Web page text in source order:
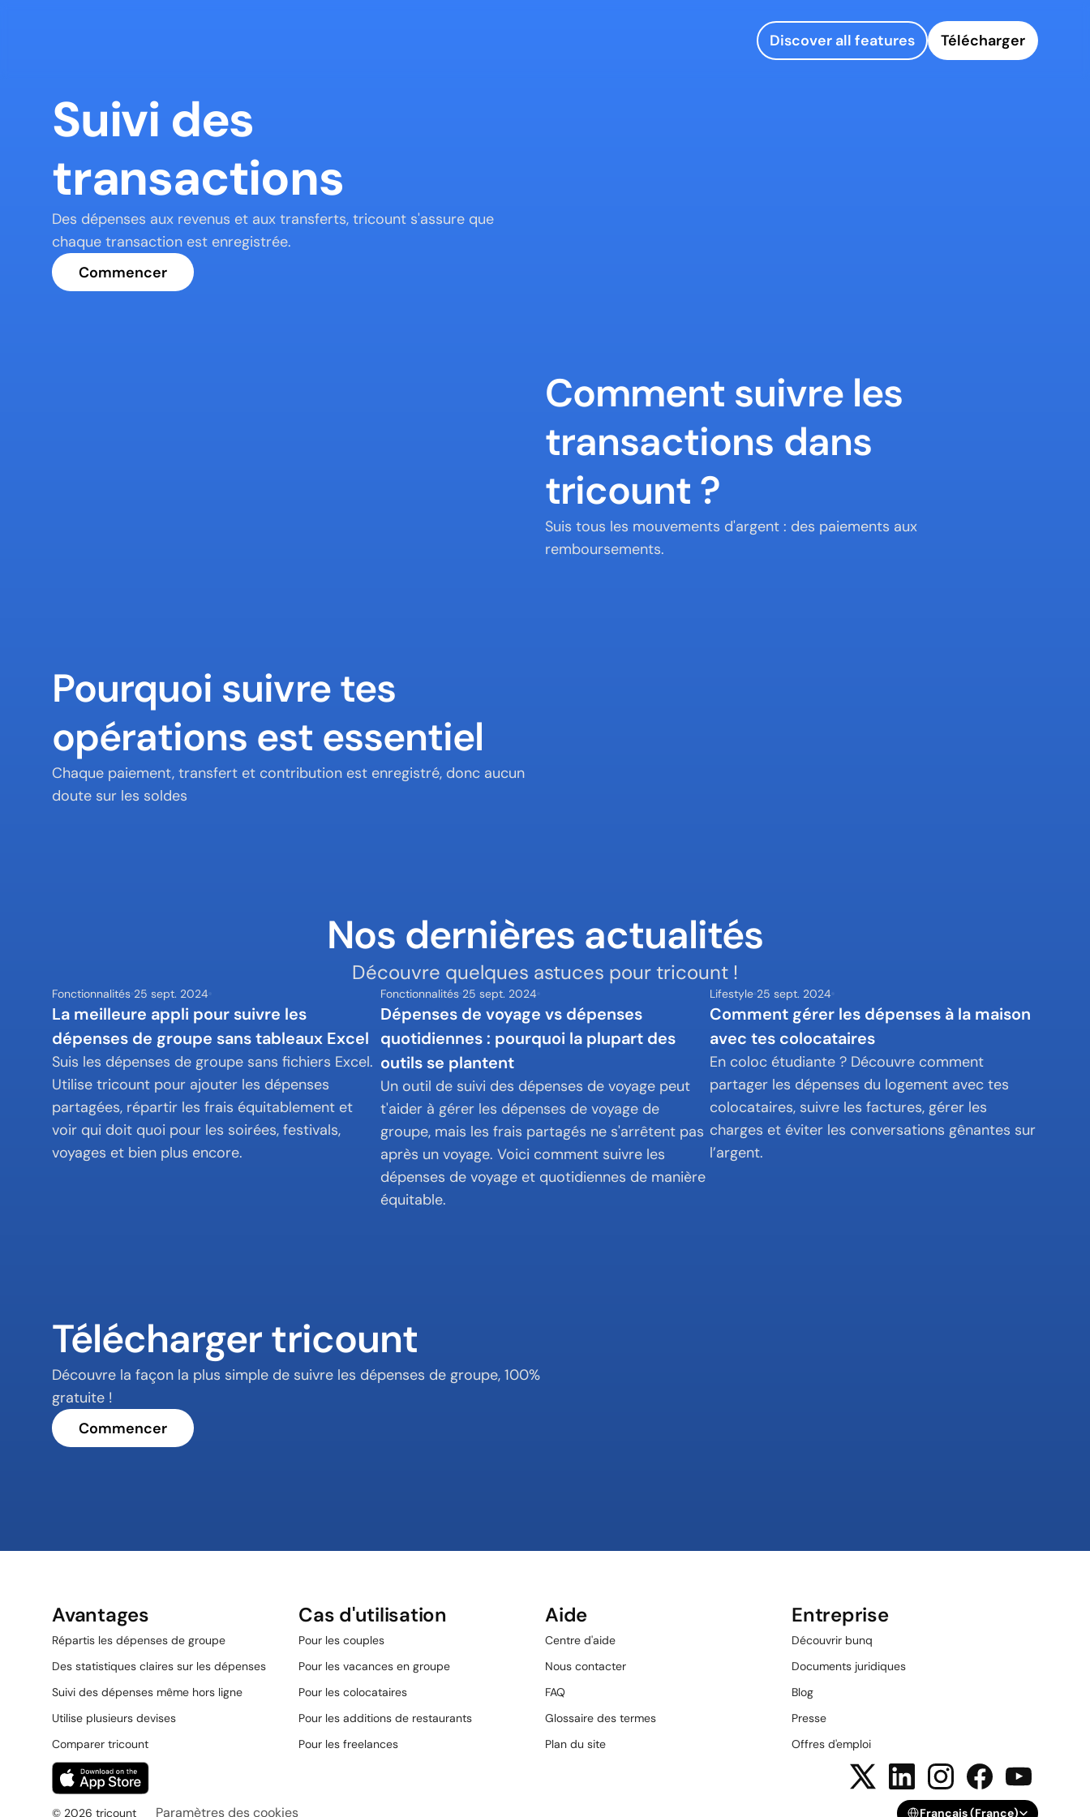
Discover all features Télécharger
Suivi des
transactions
Des dépenses aux revenus et aux transferts, tricount s'assure que
chaque transaction est enregistrée.
Commencer
Comment suivre les
transactions dans
tricount ?
Suis tous les mouvements d'argent : des paiements aux
remboursements.
Pourquoi suivre tes
opérations est essentiel
Chaque paiement, transfert et contribution est enregistré, donc aucun
doute sur les soldes
Nos dernières actualités
Découvre quelques astuces pour tricount !
Fonctionnalités 25 sept. 2024
La meilleure appli pour suivre les
dépenses de groupe sans tableaux Excel
Suis les dépenses de groupe sans fichiers Excel.
Utilise tricount pour ajouter les dépenses
partagées, répartir les frais équitablement et
voir qui doit quoi pour les soirées, festivals,
voyages et bien plus encore.
Fonctionnalités 25 sept. 2024
Dépenses de voyage vs dépenses
quotidiennes : pourquoi la plupart des
outils se plantent
Un outil de suivi des dépenses de voyage peut
t'aider à gérer les dépenses de voyage de
groupe, mais les frais partagés ne s'arrêtent pas
après un voyage. Voici comment suivre les
dépenses de voyage et quotidiennes de manière
équitable.
Lifestyle 25 sept. 2024
Comment gérer les dépenses à la maison
avec tes colocataires
En coloc étudiante ? Découvre comment
partager les dépenses du logement avec tes
colocataires, suivre les factures, gérer les
charges et éviter les conversations gênantes sur
l’argent.
Télécharger tricount
Découvre la façon la plus simple de suivre les dépenses de groupe, 100%
gratuite !
Commencer
Avantages
Répartis les dépenses de groupe
Des statistiques claires sur les dépenses
Suivi des dépenses même hors ligne
Utilise plusieurs devises
Comparer tricount
Cas d'utilisation
Pour les couples
Pour les vacances en groupe
Pour les colocataires
Pour les additions de restaurants
Pour les freelances
Aide
Centre d'aide
Nous contacter
FAQ
Glossaire des termes
Plan du site
Entreprise
Découvrir bunq
Documents juridiques
Blog
Presse
Offres d'emploi
© 2026 tricount Paramètres des cookies Select Language
Français (France)